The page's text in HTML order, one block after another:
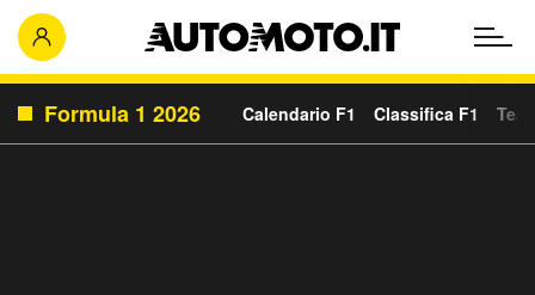
Formula 1 2026 Calendario F1 Classifica F1